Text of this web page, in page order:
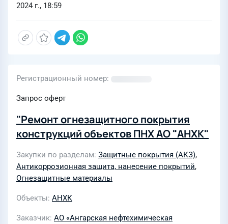
2024 г., 18:59
Регистрационный номер
Запрос оферт
"Ремонт огнезащитного покрытия
конструкций объектов ПНХ АО "АНХК"
Закупки по разделам Защитные покрытия (АКЗ),
Антикоррозионная защита, нанесение покрытий,
Огнезащитные материалы
Объекты АНХК
Заказчик АО «Ангарская нефтехимическая